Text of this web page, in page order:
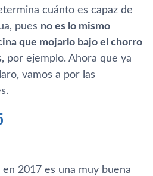
cuánto es capaz de
pues no es lo mismo
que mojarlo bajo el chorro
, por ejemplo. Ahora que ya
vamos a por las
en 2017 es una muy buena